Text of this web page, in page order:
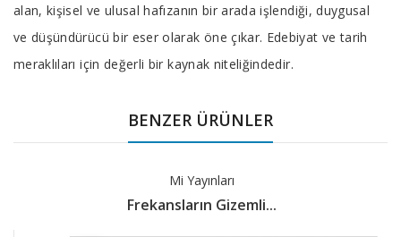
alan, kişisel ve ulusal hafızanın bir arada işlendiği, duygusal
ve düşündürücü bir eser olarak öne çıkar. Edebiyat ve tarih
meraklıları için değerli bir kaynak niteliğindedir.
BENZER ÜRÜNLER
Mi Yayınları
Frekansların Gizemli...